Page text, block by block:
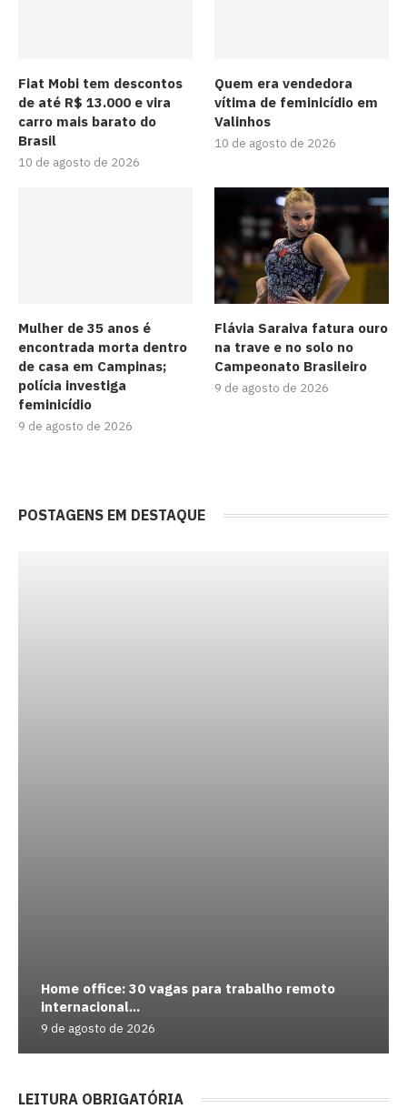
Fiat Mobi tem descontos
de até R$ 13.000 e vira
carro mais barato do
Brasil
10 de agosto de 2026
Quem era vendedora
vítima de feminicídio em
Valinhos
10 de agosto de 2026
Mulher de 35 anos é
encontrada morta dentro
de casa em Campinas;
polícia investiga
feminicídio
9 de agosto de 2026
Flávia Saraiva fatura ouro
na trave e no solo no
Campeonato Brasileiro
9 de agosto de 2026
POSTAGENS EM DESTAQUE
Home office: 30 vagas para trabalho remoto
internacional...
9 de agosto de 2026
LEITURA OBRIGATÓRIA